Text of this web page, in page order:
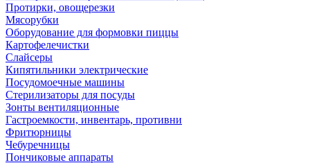
Протирки, овощерезки
Мясорубки
Оборудование для формовки пиццы
Картофелечистки
Слайсеры
Кипятильники электрические
Посудомоечные машины
Стерилизаторы для посуды
Зонты вентиляционные
Гастроемкости, инвентарь, противни
Фритюрницы
Чебуречницы
Пончиковые аппараты